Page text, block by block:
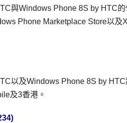
與Windows Phone 8S by HTC
Phone Marketplace Store以
以及Windows Phone 8S by
及3香港。